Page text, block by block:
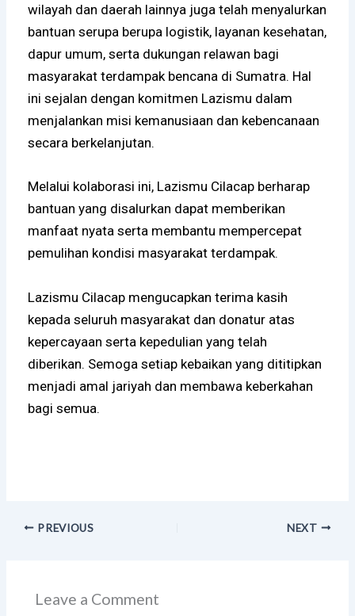
wilayah dan daerah lainnya juga telah menyalurkan
bantuan serupa berupa logistik, layanan kesehatan,
dapur umum, serta dukungan relawan bagi
masyarakat terdampak bencana di Sumatra. Hal
ini sejalan dengan komitmen Lazismu dalam
menjalankan misi kemanusiaan dan kebencanaan
secara berkelanjutan.
Melalui kolaborasi ini, Lazismu Cilacap berharap
bantuan yang disalurkan dapat memberikan
manfaat nyata serta membantu mempercepat
pemulihan kondisi masyarakat terdampak.
Lazismu Cilacap mengucapkan terima kasih
kepada seluruh masyarakat dan donatur atas
kepercayaan serta kepedulian yang telah
diberikan. Semoga setiap kebaikan yang dititipkan
menjadi amal jariyah dan membawa keberkahan
bagi semua.
PREVIOUS NEXT
Leave a Comment